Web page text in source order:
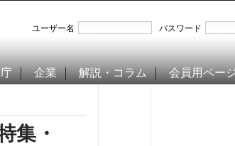
ユーザー名
パスワード
企業 解説・コラム 会員用ペー
集・